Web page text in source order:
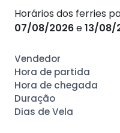
Horários dos ferries
07/08/2026e13/08/